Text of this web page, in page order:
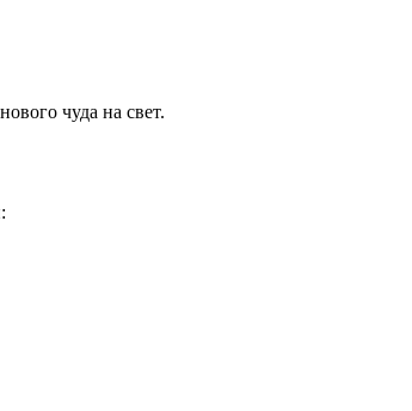
чуда на свет.